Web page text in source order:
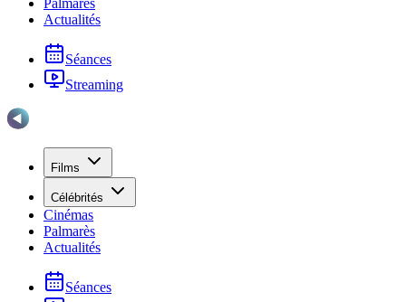
Palmarès
Actualités
Séances
Streaming
Films
Célébrités
Cinémas
Palmarès
Actualités
Séances